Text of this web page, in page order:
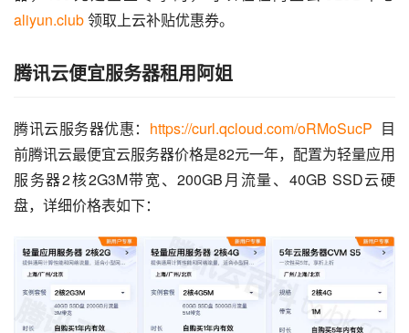
aliyun.club 领取上云补贴优惠券。
腾讯云便宜服务器租用阿姐
腾讯云服务器优惠： https://curl.qcloud.com/oRMoSucP
  目
前腾讯云最便宜云服务器价格是82元一年，配置为轻量应用
服务器2核2G3M带宽、200GB月流量、40GB SSD云硬
盘，详细价格表如下：